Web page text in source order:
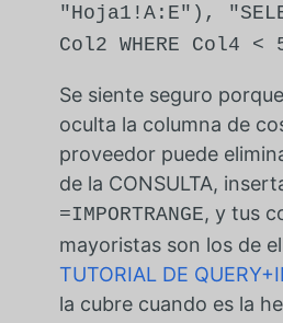
"Hoja1!A:E"),
Col2 WHERE Col4 <
Se siente seguro
oculta la columna de
proveedor puede
de la CONSULTA,
=IMPORTRANGE, y tus
mayoristas son los de
TUTORIAL DE
la cubre cuando es la